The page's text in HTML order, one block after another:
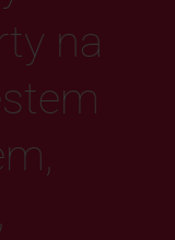
na